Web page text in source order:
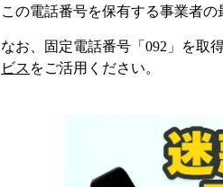
この電話番号を保有する事業者の
なお、固定電話番号「 092 」を取
ビス をご活用ください。